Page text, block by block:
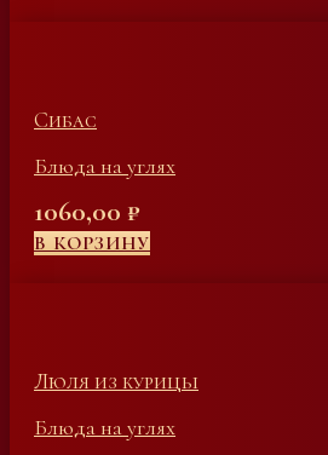
Сибас
Блюда на углях
1060,00 ₽
В КОРЗИНУ
Люля из курицы
Блюда на углях